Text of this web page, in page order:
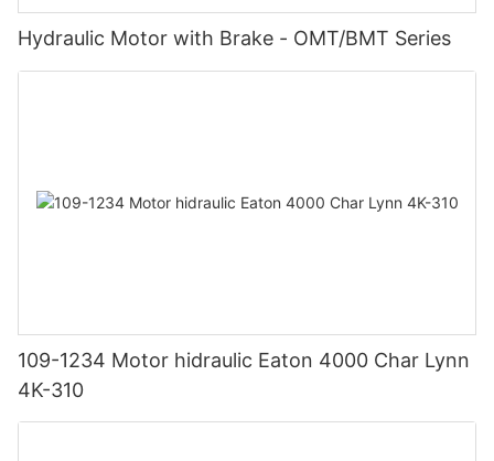
Hydraulic Motor with Brake - OMT/BMT Series
109-1234 Motor hidraulic Eaton 4000 Char Lynn
4K-310